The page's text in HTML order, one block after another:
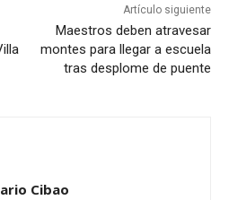
Artículo siguiente
Maestros deben atravesar
montes para llegar a escuela
tras desplome de puente
Cibao